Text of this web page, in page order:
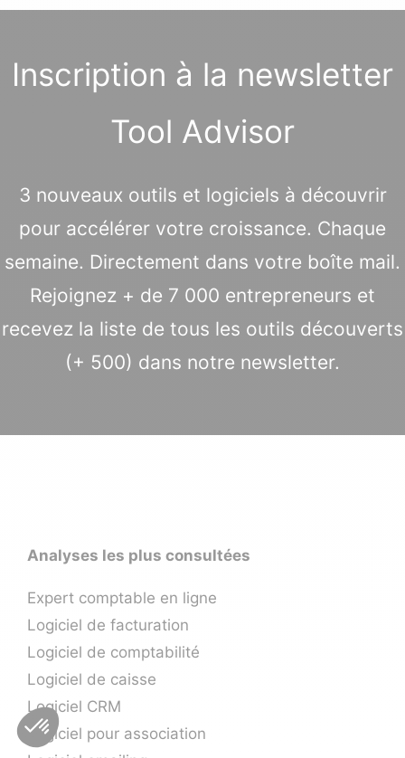
Inscription à la newsletter
Tool Advisor
3 nouveaux outils et logiciels à découvrir
pour accélérer votre croissance. Chaque
semaine. Directement dans votre boîte mail.
Rejoignez + de 7 000 entrepreneurs et
recevez la liste de tous les outils découverts
(+ 500) dans notre newsletter.
Analyses les plus consultées
Expert comptable en ligne
Logiciel de facturation
Logiciel de comptabilité
Logiciel de caisse
Logiciel CRM
Logiciel pour association